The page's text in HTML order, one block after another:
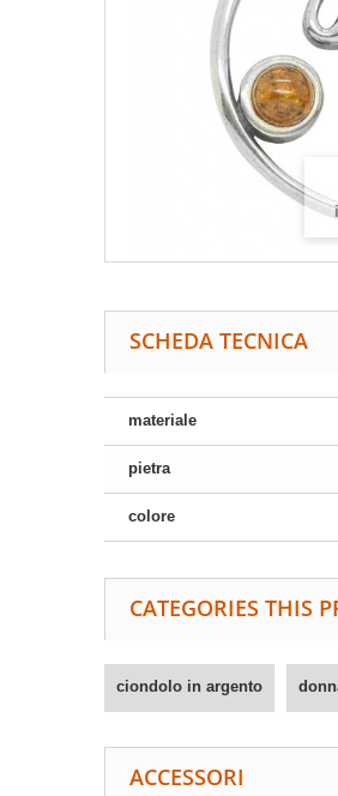
SCHEDA TECNICA
materiale
pietra
colore
CATEGORIES THIS
ciondolo in argento
ACCESSORI